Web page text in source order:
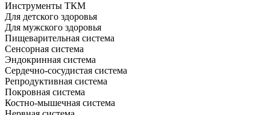
Инструменты ТКМ
Для детского здоровья
Для мужского здоровья
Пищеварительная система
Сенсорная система
Эндокринная система
Сердечно-сосудистая система
Репродуктивная система
Покровная система
Костно-мышечная система